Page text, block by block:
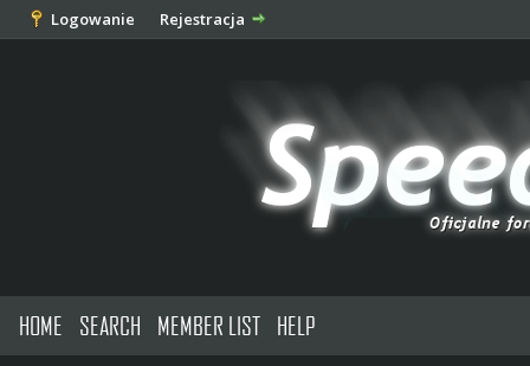
Logowanie Rejestracja
HOME SEARCH MEMBER LIST HELP